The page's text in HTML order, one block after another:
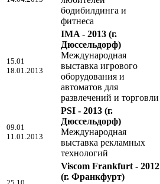
бодибилдинга и
фитнеса
15.01
18.01.2013
IMA - 2013 (г.
Дюссельдорф)
Международная
выставка игрового
оборудования и
автоматов для
развлечений и торговли
09.01
11.01.2013
PSI - 2013 (г.
Дюссельдорф)
Международная
выставка рекламных
технологий
Viscom Frankfurt - 2012
(г. Франкфурт)